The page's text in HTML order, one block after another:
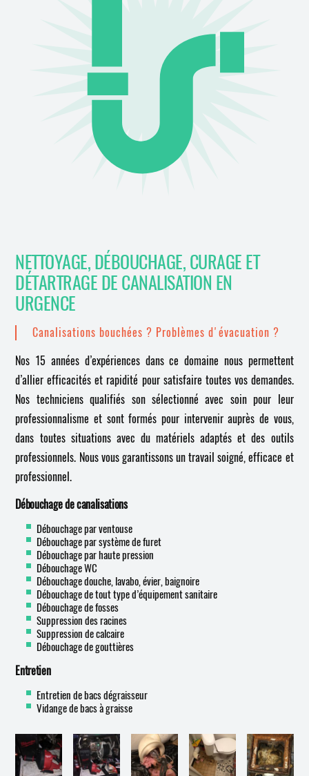
NETTOYAGE, DÉBOUCHAGE, CURAGE ET
DÉTARTRAGE DE CANALISATION EN
URGENCE
Canalisations bouchées ? Problèmes d'évacuation ?
Nos 15 années d’expériences dans ce domaine nous permettent
d’allier efficacités et rapidité pour satisfaire toutes vos demandes.
Nos techniciens qualifiés son sélectionné avec soin pour leur
professionnalisme et sont formés pour intervenir auprès de vous,
dans toutes situations avec du matériels adaptés et des outils
professionnels. Nous vous garantissons un travail soigné, efficace et
professionnel.
Débouchage de canalisations
Débouchage par ventouse
Débouchage par système de furet
Débouchage par haute pression
Débouchage WC
Débouchage douche, lavabo, évier, baignoire
Débouchage de tout type d’équipement sanitaire
Débouchage de fosses
Suppression des racines
Suppression de calcaire
Débouchage de gouttières
Entretien
Entretien de bacs dégraisseur
Vidange de bacs à graisse